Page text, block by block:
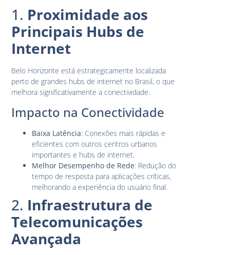
1. Proximidade aos
Principais Hubs de
Internet
Belo Horizonte está estrategicamente localizada
perto de grandes hubs de internet no Brasil, o que
melhora significativamente a conectividade.
Impacto na Conectividade
Baixa Latência: Conexões mais rápidas e
eficientes com outros centros urbanos
importantes e hubs de internet.
Melhor Desempenho de Rede: Redução do
tempo de resposta para aplicações críticas,
melhorando a experiência do usuário final.
2. Infraestrutura de
Telecomunicações
Avançada